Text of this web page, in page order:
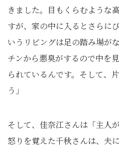
きました。目もくらむような
すが、家の中に入るとさらに
いうリビングは足の踏み場が
チンから悪臭がするので中を
られているんです。そして、
う」
そして、佳奈江さんは「主人
怒りを覚えた千秋さんは、夫